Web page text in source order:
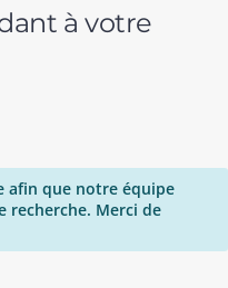
à votre
afin que notre équipe
recherche. Merci de